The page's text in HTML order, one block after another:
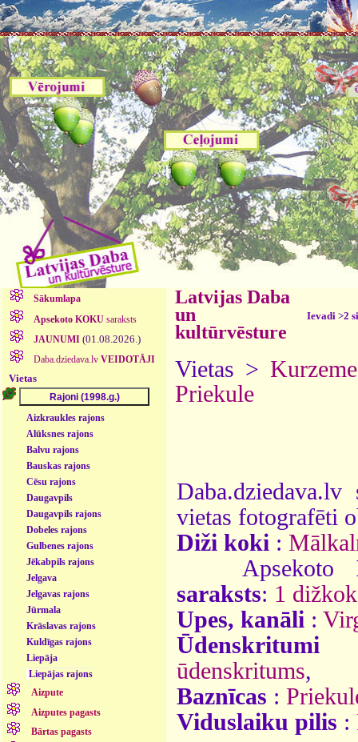
Sākumlapa
Apsekoto KOKUsaraksts
JAUNUMI (01.08.2026.)
Daba.dziedava.lv VEIDOTĀJI
Vietas
Aizkraukles rajons
Alūksnes rajons
Balvu rajons
Bauskas rajons
Cēsu rajons
Daugavpils
Daugavpils rajons
Dobeles rajons
Gulbenes rajons
Jēkabpils rajons
Jelgava
Jelgavas rajons
Jūrmala
Krāslavas rajons
Kuldīgas rajons
Liepāja
Liepājas rajons
Aizpute
Aizputes pagasts
Bārtas pagasts
Latvijas Daba
un
kultūrvēsture
Ievadi >2
Vietas >Kurzeme
Priekule
vietas fotografēti
Diži koki :
Apsekoto
saraksts: 1
Upes, kanāli :
Ūdenskritumi
ūdenskritums,
Baznīcas :
Viduslaiku pilis :